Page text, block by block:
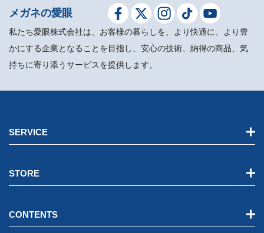
メガネの愛眼
私たち愛眼株式会社は、お客様の暮らしを、より快適に、より豊
かにする企業となることを目指し、安心の技術、納得の商品、気
持ちに寄り添うサービスを提供します。
SERVICE
STORE
CONTENTS